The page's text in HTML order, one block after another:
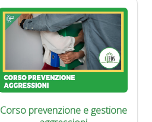
Corso prevenzione e gestione